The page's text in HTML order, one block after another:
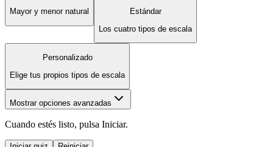
Mayor y menor natural
Estándar
Los cuatro tipos de escala
Personalizado
Elige tus propios tipos de escala
Mostrar opciones avanzadas
Cuando estés listo, pulsa Iniciar.